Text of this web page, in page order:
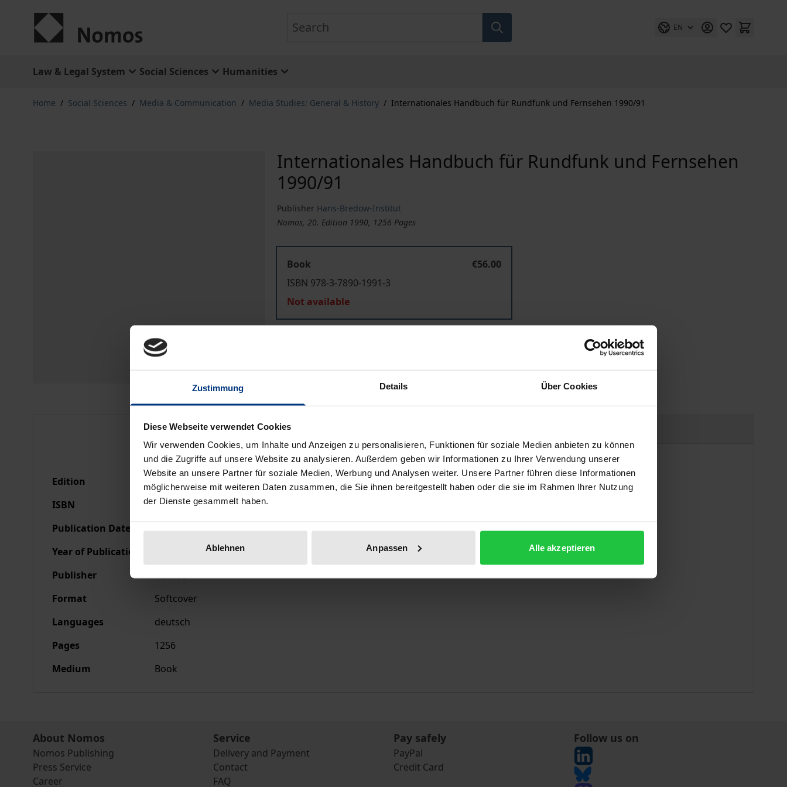
Zustimmung Details Über Cookies
Diese Webseite verwendet Cookies
Wir verwenden Cookies, um Inhalte und Anzeigen zu personalisieren, Funktionen für soziale Medien anbieten zu können
und die Zugriffe auf unsere Website zu analysieren. Außerdem geben wir Informationen zu Ihrer Verwendung unserer
Website an unsere Partner für soziale Medien, Werbung und Analysen weiter. Unsere Partner führen diese Informationen
möglicherweise mit weiteren Daten zusammen, die Sie ihnen bereitgestellt haben oder die sie im Rahmen Ihrer Nutzung
der Dienste gesammelt haben.
Ablehnen Anpassen Alle akzeptieren
EN
Law & Legal System Social Sciences Humanities
Home / Social Sciences / Media & Communication / Media Studies: General & History / Internationales Handbuch für Rundfunk und Fernsehen 1990/91
Internationales Handbuch für Rundfunk und Fernsehen
1990/91
Publisher Hans-Bredow-Institut
Nomos, 20. Edition 1990, 1256 Pages
Book
€56.00
ISBN 978-3-7890-1991-3
Not available
Bibliographical data
Edition
20
ISBN
978-3-7890-1991-3
Publication Date
May 17, 1990
Year of Publication
Publisher
Nomos
Format
Softcover
Languages
deutsch
Pages
1256
Medium
Book
About Nomos
Nomos Publishing
Press Service
Career
Service
Delivery and Payment
Contact
FAQ
Pay safely
PayPal
Credit Card
Follow us on